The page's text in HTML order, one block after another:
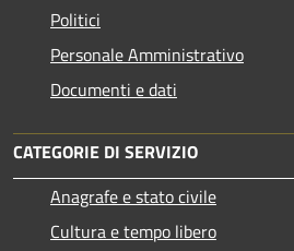
Politici
Personale Amministrativo
Documenti e dati
CATEGORIE DI SERVIZIO
Anagrafe e stato civile
Cultura e tempo libero